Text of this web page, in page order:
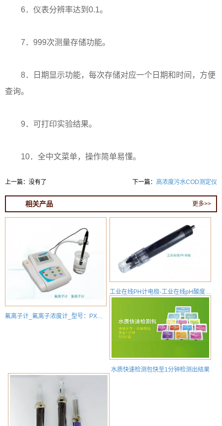
6．仪表分辨率达到0.1。
7．999次测量存储功能。
8．日期显示功能，每次存储对应一个日期和时间，方便
查询。
9．可打印实验结果。
10．全中文菜单，操作简单易懂。
上一篇：没有了 下一篇： 高浓度污水COD测定仪
更多>>
相关产品
氟离子计_氟离子浓度计_型号：PXS-F_水中氟离子检测
水质快速检测包快至1分钟检测出结果